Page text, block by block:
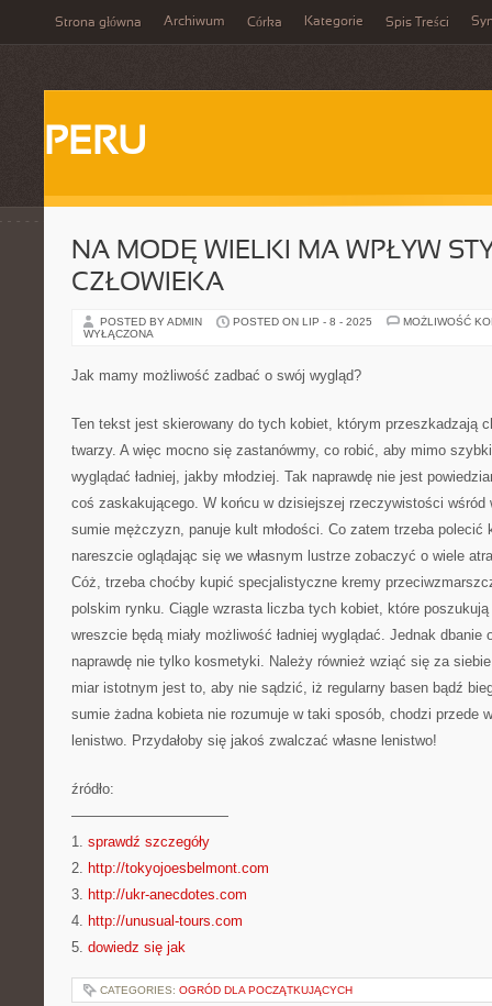
Strona główna Archiwum Córka Kategorie Spis Treści
PERU
NA MODĘ WIELKI MA WPŁYW
CZŁOWIEKA
POSTED BY ADMIN POSTED ON LIP - 8 - 2025
MOŻLIWOŚĆ
WYŁĄCZONA
Jak mamy możliwość zadbać o swój wygląd?
Ten tekst jest skierowany do tych kobiet, którym przeszkadzają
twarzy. A więc mocno się zastanówmy, co robić, aby mimo
wyglądać ładniej, jakby młodziej. Tak naprawdę nie jest
coś zaskakującego. W końcu w dzisiejszej rzeczywistości wśród
sumie mężczyzn, panuje kult młodości. Co zatem trzeba polecić
nareszcie oglądając się we własnym lustrze zobaczyć o wiele
Cóż, trzeba choćby kupić specjalistyczne kremy
polskim rynku. Ciągle wzrasta liczba tych kobiet, które
wreszcie będą miały możliwość ładniej wyglądać. Jednak dbanie
naprawdę nie tylko kosmetyki. Należy również wziąć się za
miar istotnym jest to, aby nie sądzić, iż regularny basen bądź
sumie żadna kobieta nie rozumuje w taki sposób, chodzi przede
lenistwo. Przydałoby się jakoś zwalczać własne lenistwo!
źródło:
———————————
1. sprawdź szczegóły
2. http://tokyojoesbelmont.com
3. http://ukr-anecdotes.com
4. http://unusual-tours.com
5. dowiedz się jak
CATEGORIES: OGRÓD DLA POCZĄTKUJĄCYCH